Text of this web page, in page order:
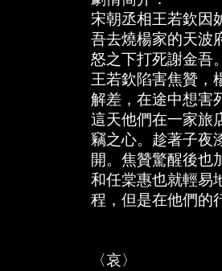
宋朝丞相王若欽因
吾去燒楊家的天波
怒之下打死謝金吾
王若欽陷害焦贊，
解差，在途中想害
這天他們在一家旅
竊之心。趁著子夜
開。焦贊驚醒後也
和任棠惠也就輕易
程，但是在他們的
〈哀〉